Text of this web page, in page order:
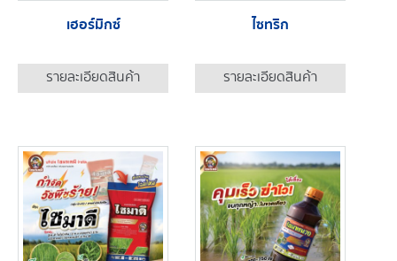
เฮอร์มิกซ์
รายละเอียดสินค้า
ไซทริก
รายละเอียดสินค้า